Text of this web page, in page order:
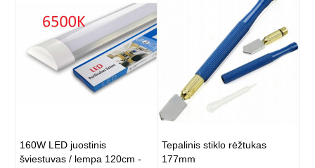
160W LED juostinis
šviestuvas / lempa 120cm -
Tepalinis stiklo rėžtukas
177mm